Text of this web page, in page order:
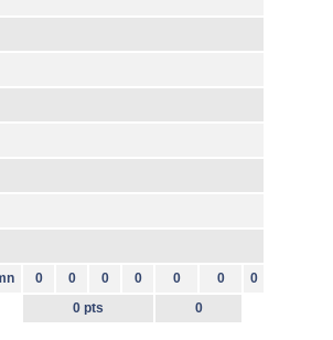
0 0 0 0 0 0
0
0 pts
0